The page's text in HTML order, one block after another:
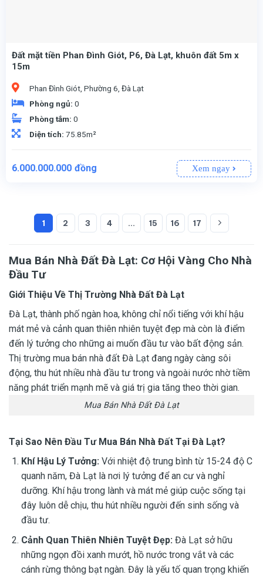
Đất mặt tiền Phan Đình Giót, P6, Đà Lạt, khuôn đất 5m x
15m
Phan Đình Giót, Phường 6, Đà Lạt
Phòng ngủ: 0
Phòng tắm: 0
Diện tích: 75.85m²
6.000.000.000 đồng Xem ngay
1 2 3 4 … 15 16 17
Mua Bán Nhà Đất Đà Lạt: Cơ Hội Vàng Cho Nhà
Đầu Tư
Giới Thiệu Về Thị Trường Nhà Đất Đà Lạt
Đà Lạt, thành phố ngàn hoa, không chỉ nổi tiếng với khí hậu
mát mẻ và cảnh quan thiên nhiên tuyệt đẹp mà còn là điểm
đến lý tưởng cho những ai muốn đầu tư vào bất động sản.
Thị trường mua bán nhà đất Đà Lạt đang ngày càng sôi
động, thu hút nhiều nhà đầu tư trong và ngoài nước nhờ tiềm
năng phát triển mạnh mẽ và giá trị gia tăng theo thời gian.
Mua Bán Nhà Đất Đà Lạt
Tại Sao Nên Đầu Tư Mua Bán Nhà Đất Tại Đà Lạt?
Khí Hậu Lý Tưởng: Với nhiệt độ trung bình từ 15-24 độ C
quanh năm, Đà Lạt là nơi lý tưởng để an cư và nghỉ
dưỡng. Khí hậu trong lành và mát mẻ giúp cuộc sống tại
đây luôn dễ chịu, thu hút nhiều người đến sinh sống và
đầu tư.
Cảnh Quan Thiên Nhiên Tuyệt Đẹp: Đà Lạt sở hữu
những ngọn đồi xanh mướt, hồ nước trong vắt và các
cánh rừng thông bạt ngàn. Đây là yếu tố quan trọng khiến